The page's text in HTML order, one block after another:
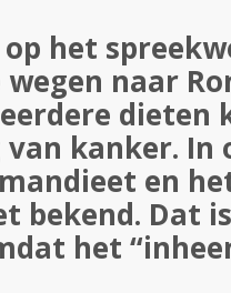
het
naar
dieten
van kanker. In
en
bekend. Dat
het